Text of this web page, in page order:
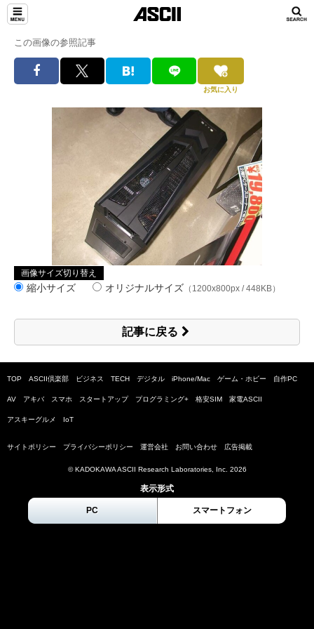
この画像の参照記事
お気に入り
画像サイズ切り替え
縮小サイズ オリジナルサイズ （1200x800px / 448KB）
記事に戻る
TOP ASCII倶楽部 ビジネス TECH デジタル iPhone/Mac ゲーム・ホビー 自作PC
AV アキバ スマホ スタートアップ プログラミング+ 格安SIM 家電ASCII
アスキーグルメ IoT
サイトポリシー プライバシーポリシー 運営会社 お問い合わせ 広告掲載
© KADOKAWA ASCII Research Laboratories, Inc. 2026
表示形式
PC スマートフォン